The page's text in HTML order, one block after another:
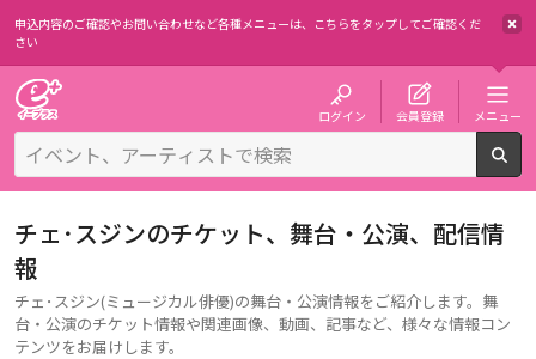
申込内容のご確認やお問い合わせなど各種メニューは、 こちらをタップしてご確認くだ
さい
ログイン 会員登録 メニュー
チェ･スジンのチケット、舞台・公演、配信情
報
チェ･スジン(ミュージカル俳優)の舞台・公演情報をご紹介します。舞
台・公演のチケット情報や関連画像、動画、記事など、様々な情報コン
テンツをお届けします。